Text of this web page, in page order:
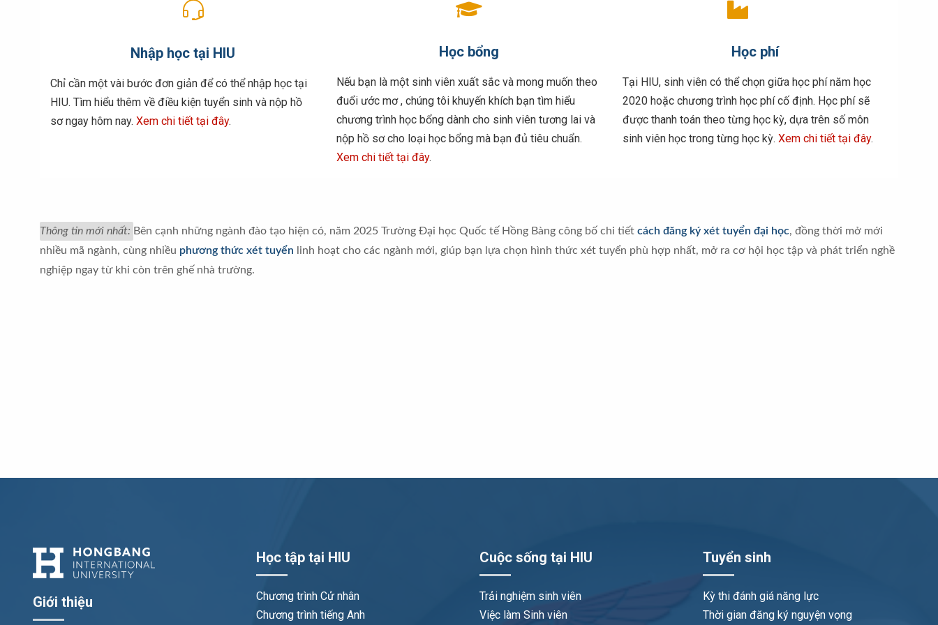
2.1 Thông tin Luận án Cao Thanh Bình
3. LATS Giang Hán Minh
3.1 Thông tin Luận án Giang Hán Minh
3.2 Thông tin thời gian bảo vệ luận án Tiến sĩ cấp Trường của NCS Giang Hán Minh
5. LATS Hồ Trần Quốc Hải
5.1 Thông tin Luận án Hồ Trần Quốc Hải
8.2 Tóm tắt luận án Phan Minh Trí
8.1 Thông tin Luận án NCS Phạm Khương Thảo
Biễu mẫu Thạc sĩ
Biễu mẫu Nghiên cứu sinh
Nhập học tại HIU
Chỉ cần một vài bước đơn giản để có thể nhập học tại
HIU. Tìm hiểu thêm về điều kiện tuyển sinh và nộp hồ
sơ ngay hôm nay. Xem chi tiết tại đây.
Học bổng
Nếu bạn là một sinh viên xuất sắc và mong muốn theo
đuổi ước mơ , chúng tôi khuyến khích bạn tìm hiểu
chương trình học bổng dành cho sinh viên tương lai và
nộp hồ sơ cho loại học bổng mà bạn đủ tiêu chuẩn.
Xem chi tiết tại đây.
Học phí
Tại HIU, sinh viên có thể chọn giữa học phí năm học
2020 hoặc chương trình học phí cố định. Học phí sẽ
được thanh toán theo từng học kỳ, dựa trên số môn
sinh viên học trong từng học kỳ. Xem chi tiết tại đây.
Thông tin mới nhất: Bên cạnh những ngành đào tạo hiện có, năm 2025 Trường Đại học Quốc tế Hồng Bàng công bố chi tiết cách đăng ký xét tuyển đại học, đồng thời mở mới
nhiều mã ngành, cùng nhiều phương thức xét tuyển
linh hoạt cho các ngành mới, giúp bạn lựa chọn hình thức xét tuyển phù hợp nhất, mở ra cơ hội học tập và phát triển nghề
nghiệp ngay từ khi còn trên ghế nhà trường.
Giới thiệu
Học tập tại HIU
Chương trình Cử nhân
Chương trình tiếng Anh
Cuộc sống tại HIU
Trải nghiệm sinh viên
Việc làm Sinh viên
Tuyển sinh
Kỳ thi đánh giá năng lực
Thời gian đăng ký nguyện vọng